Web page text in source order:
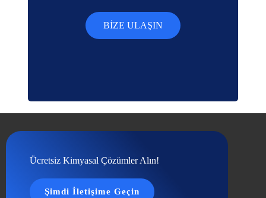
BIZE ULAŞIN
Ücretsiz Kimyasal Çözümler Alın!
Şimdi İletişime Geçin